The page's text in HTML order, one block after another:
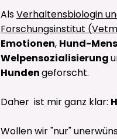
AlsVerhaltensbiologin
Forschungsinstitut
Emotionen, Hund-
Welpensozialisierung
Hundengeforscht.
Daher ist mir ganz klar:
Wollen wir "nur"